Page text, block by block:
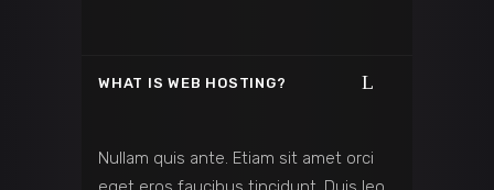
WHAT IS WEB HOSTING?
Nullam quis ante. Etiam sit amet orci